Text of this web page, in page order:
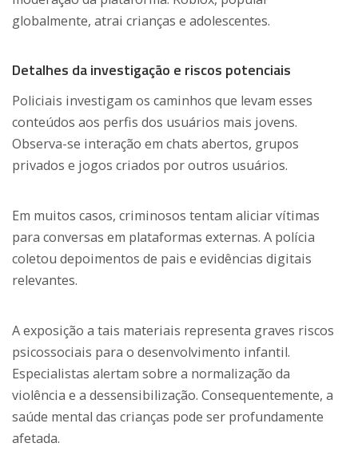
globalmente, atrai crianças e adolescentes.
Detalhes da investigação e riscos potenciais
Policiais investigam os caminhos que levam esses
conteúdos aos perfis dos usuários mais jovens.
Observa-se interação em chats abertos, grupos
privados e jogos criados por outros usuários.
Em muitos casos, criminosos tentam aliciar vítimas
para conversas em plataformas externas. A polícia
coletou depoimentos de pais e evidências digitais
relevantes.
A exposição a tais materiais representa graves riscos
psicossociais para o desenvolvimento infantil.
Especialistas alertam sobre a normalização da
violência e a dessensibilização. Consequentemente, a
saúde mental das crianças pode ser profundamente
afetada.